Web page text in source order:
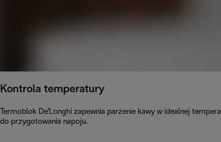
Kontrola temperatury
Termoblok De'Longhi zapewnia parzenie kawy w idealnej
do przygotowania napoju.